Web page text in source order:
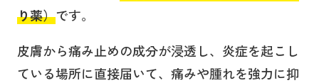
り薬）です。
皮膚から痛み止めの成分が浸透し、炎症を起こし
ている場所に直接届いて、痛みや腫れを強力に抑